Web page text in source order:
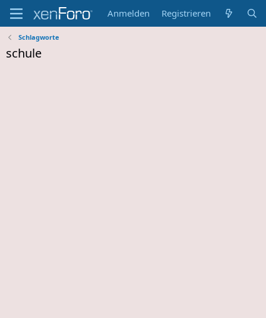
Anmelden Registrieren
Schlagworte
schule